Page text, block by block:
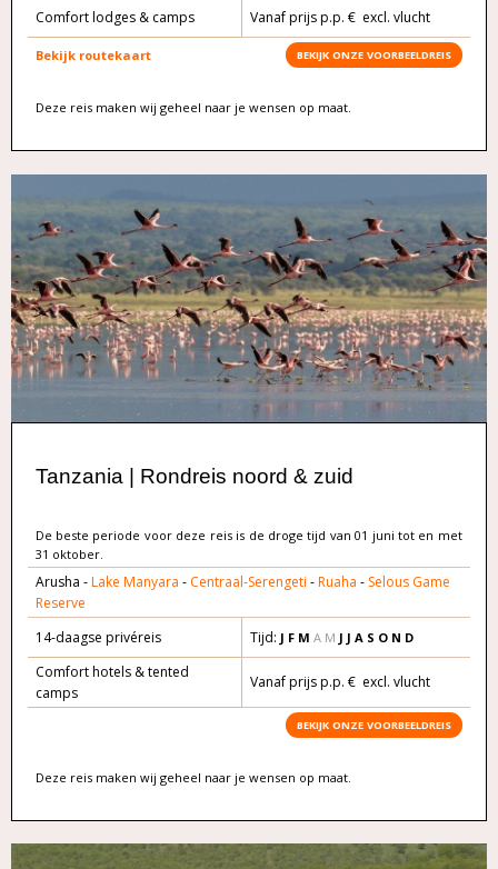
Comfort lodges & camps Vanaf prijs p.p. € excl. vlucht
Bekijk routekaart BEKIJK ONZE VOORBEELDREIS
Deze reis maken wij geheel naar je wensen op maat.
Tanzania | Rondreis noord & zuid
De beste periode voor deze reis is de droge tijd van 01 juni tot en met
31 oktober.
Arusha -Lake Manyara - Centraal-Serengeti -Ruaha - Selous Game
Reserve
14-daagse privéreis
Tijd: J F M A M J J A S O N D
Comfort hotels & tented
camps
Vanaf prijs p.p. € excl. vlucht
BEKIJK ONZE VOORBEELDREIS
Deze reis maken wij geheel naar je wensen op maat.